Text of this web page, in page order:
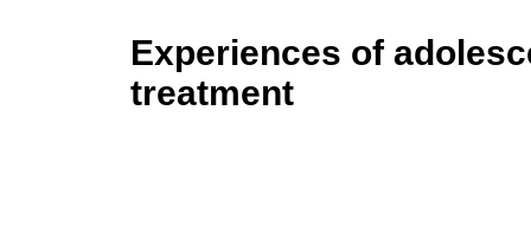
Experiences of
treatment